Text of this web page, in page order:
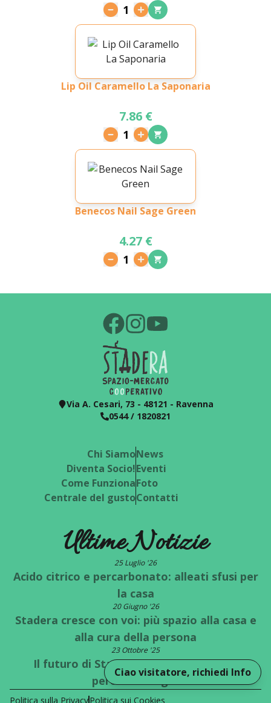
1
Lip Oil Caramello La Saponaria
7.86 €
1
Benecos Nail Sage Green
4.27 €
1
Ciao visitatore, richiedi Info
Via A. Cesari, 73 - 48121 - Ravenna
0544 / 1820821
Chi Siamo
Diventa Socio!
Come Funziona
Centrale del gusto
News
Eventi
Foto
Contatti
Ultime Notizie
25 Luglio '26
Acido citrico e percarbonato: alleati sfusi per
la casa
20 Giugno '26
Stadera cresce con voi: più spazio alla casa e
alla cura della persona
23 Ottobre '25
Il futuro di Stadera è a un bivio: quale
percorso scegli?
Politica sulla PrivacyPolitica sui Cookies